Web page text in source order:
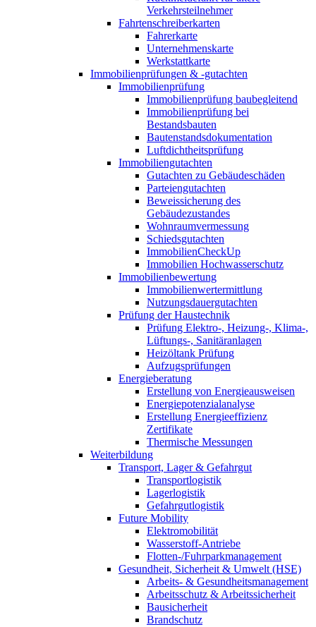
Verkehrsteilnehmer
Fahrtenschreiberkarten
Fahrerkarte
Unternehmenskarte
Werkstattkarte
Immobilienprüfungen & -gutachten
Immobilienprüfung
Immobilienprüfung baubegleitend
Immobilienprüfung bei
Bestandsbauten
Bautenstandsdokumentation
Luftdichtheitsprüfung
Immobiliengutachten
Gutachten zu Gebäudeschäden
Parteiengutachten
Beweissicherung des
Gebäudezustandes
Wohnraumvermessung
Schiedsgutachten
ImmobilienCheckUp
Immobilien Hochwasserschutz
Immobilienbewertung
Immobilienwertermittlung
Nutzungsdauergutachten
Prüfung der Haustechnik
Prüfung Elektro-, Heizung-, Klima-,
Lüftungs-, Sanitäranlagen
Heizöltank Prüfung
Aufzugsprüfungen
Energieberatung
Erstellung von Energieausweisen
Energiepotenzialanalyse
Erstellung Energieeffizienz
Zertifikate
Thermische Messungen
Weiterbildung
Transport, Lager & Gefahrgut
Transportlogistik
Lagerlogistik
Gefahrgutlogistik
Future Mobility
Elektromobilität
Wasserstoff-Antriebe
Flotten-/Fuhrparkmanagement
Gesundheit, Sicherheit & Umwelt (HSE)
Arbeits- & Gesundheitsmanagement
Arbeitsschutz & Arbeitssicherheit
Bausicherheit
Brandschutz